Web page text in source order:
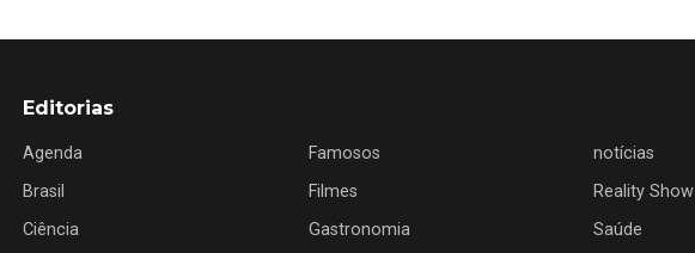
Editorias
Agenda
Brasil
Ciência
Famosos
Filmes
Gastronomia
notícias
Reality Show
Saúde